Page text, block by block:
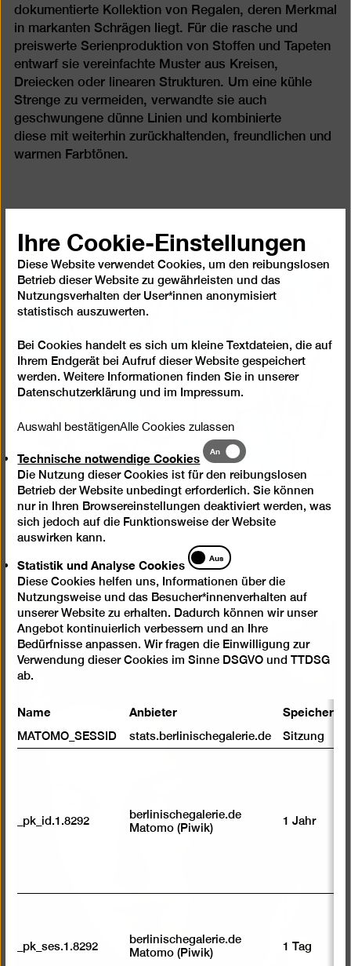
dokumentierte Kollektion von Regalen, deren Merkmal
in markanten Schrägen liegt. Für die rasche und
preiswerte Serienproduktion von Stoffen und Tapeten
entwarf sie vereinfachte Muster aus Kreisen,
Dreiecken oder linearen Strukturen. Um eine kühle
Strenge zu vermeiden, verwandte sie auch
geschwungene dünne Linien und kombinierte
diese mit weiterhin zurückhaltenden, freundlichen und
warmen Farbtönen.
Ruth Hildegard Geyer-Raack, Musterentwurf für Stoff
oder Tapete, um 1930
© Rechtsnachfolger*innen Ruth Hildegard Geyer-Raack, Repro: Anja
E. Witte
Bild
öffnen
einer
öffnen
Ihre Cookie-Einstellungen
Diese Website verwendet Cookies, um den reibungslosen
Betrieb dieser Website zu gewährleisten und das
Nutzungsverhalten der User*innen anonymisiert
statistisch auszuwerten.
Bei Cookies handelt es sich um kleine Textdateien, die auf
Ihrem Endgerät bei Aufruf dieser Website gespeichert
werden. Weitere Informationen finden Sie in unserer
Datenschutzerklärung und im Impressum.
Auswahl bestätigenAlle Cookies zulassen
Technische notwendige Cookies
Technische
notwendige
Cookies
An
Die Nutzung dieser Cookies ist für den reibungslosen
Betrieb der Website unbedingt erforderlich. Sie können
nur in Ihren Browsereinstellungen deaktiviert werden, was
sich jedoch auf die Funktionsweise der Website
auswirken kann.
Statistik und Analyse Cookies
Statistik
und
Analyse
Cookies
Aus
Diese Cookies helfen uns, Informationen über die
Nutzungsweise und das Besucher*innenverhalten auf
unserer Website zu erhalten. Dadurch können wir unser
Angebot kontinuierlich verbessern und an Ihre
Bedürfnisse anpassen. Wir fragen die Einwilligung zur
Verwendung dieser Cookies im Sinne DSGVO und TTDSG
ab.
Name Anbieter
MATOMO_SESSID stats.berlinischegalerie.de Sitzung
_pk_id.1.8292
berlinischegalerie.de
Matomo (Piwik)
1 Jahr
_pk_ses.1.8292
berlinischegalerie.de
Matomo (Piwik)
1 Tag